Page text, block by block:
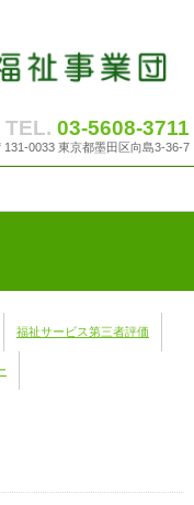
TEL. 03-5608-3711
131-0033 東京都墨田区向島3-36-7
福祉サービス第三者評価